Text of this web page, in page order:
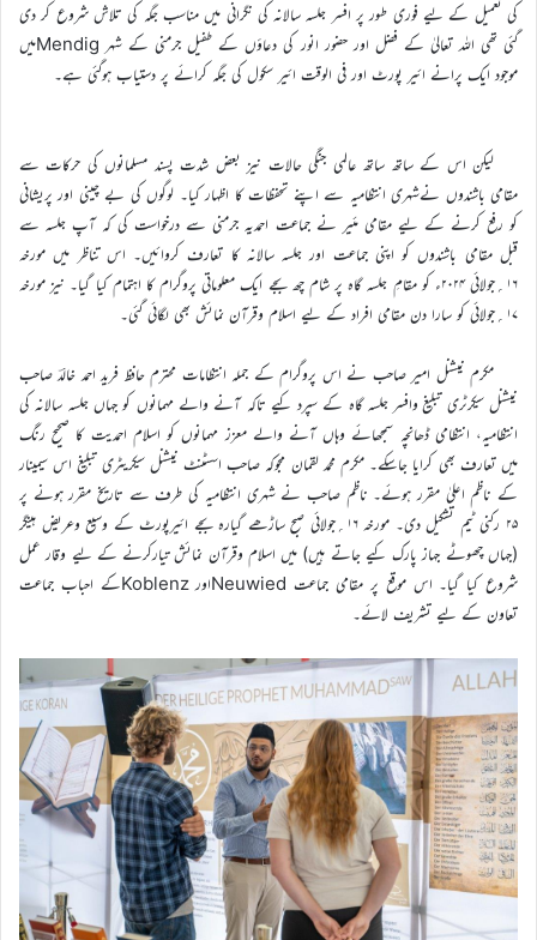
کی تعمیل کے لیے فوری طور پر افسر جلسہ سالانہ کی نگرانی میں مناسب جگہ کی تلاش شروع کر دی
گئی تھی اللہ تعالیٰ کے فضل اور حضور انور کی دعاؤں کے طفیل جرمنی کے شہر Mendigمیں
موجود ایک پرانے ائیر پورٹ اور فی الوقت ائیر سکول کی جگہ کرائے پر دستیاب ہوگئی ہے۔
لیکن اس کے ساتھ ساتھ عالمی جنگی حالات نیز بعض شدت پسند مسلمانوں کی حرکات سے
مقامی باشندوں نےشہری انتظامیہ سے اپنے تحفظات کا اظہار کیا۔ لوگوں کی بے چینی اور پریشانی
کو رفع کرنے کے لیے مقامی مئیر نے جماعت احمدیہ جرمنی سے درخواست کی کہ آپ جلسہ سے
قبل مقامی باشندوں کو اپنی جماعت اور جلسہ سالانہ کا تعارف کروائیں۔ اس تناظر میں مورخہ
۱۶؍جولائی ۲۰۲۴ء کو مقامِ جلسہ گاہ پر شام چھ بجے ایک معلوماتی پروگرام کا اہتمام کیا گیا۔ نیز مورخہ
۱۷؍جولائی کو سارا دن مقامی افراد کے لیے اسلام وقرآن نمائش بھی لگائی گئی۔
مکرم نیشنل امیر صاحب نے اس پروگرام کے جملہ انتظامات محترم حافظ فرید احمد خالدؔ صاحب
نیشنل سیکرٹری تبلیغ وافسر جلسہ گاہ کے سپرد کیے تاکہ آنے والے مہمانوں کو جہاں جلسہ سالانہ کی
انتظامیہ، انتظامی ڈھانچہ سمجھائے وہاں آنے والے معزز مہمانوں کو اسلام احمدیت کا صحیح رنگ
میں تعارف بھی کرایا جاسکے۔ مکرم محمد لقمان مجوکہ صاحب اسسٹنٹ نیشنل سیکریٹری تبلیغ اس سیمینار
کے ناظم اعلیٰ مقرر ہوئے۔ ناظم صاحب نے شہری انتظامیہ کی طرف سے تاریخ مقرر ہونے پر
۲۵ رکنی ٹیم تشکیل دی۔ مورخہ ۱۶؍جولائی صبح ساڑھے گیارہ بجے ائیرپورٹ کے وسیع وعریض ہینگر
(جہاں چھوٹے جہاز پارک کیے جاتے ہیں) میں اسلام وقرآن نمائش تیارکرنے کے لیے وقار عمل
شروع کیا گیا۔ اس موقع پر مقامی جماعت Neuwiedاور Koblenzکے احباب جماعت
تعاون کے لیے تشریف لائے۔